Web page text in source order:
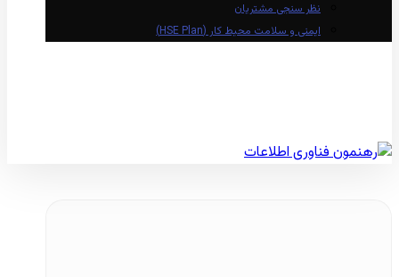
نظر سنجی مشتریان
ایمنی و سلامت محیط کار (HSE Plan)